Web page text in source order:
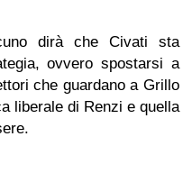
dirà che Civati sta
ovvero spostarsi a
che guardano a Grillo
liberale di Renzi e quella